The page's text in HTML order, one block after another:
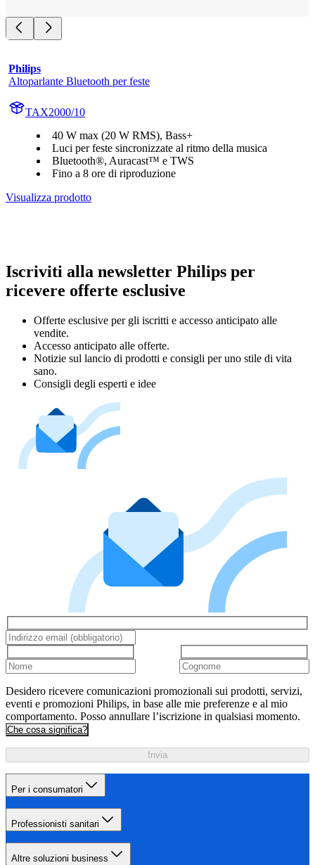
Philips
Altoparlante Bluetooth per feste
TAX2000/10
40 W max (20 W RMS), Bass+
Luci per feste sincronizzate al ritmo della musica
Bluetooth®, Auracast™ e TWS
Fino a 8 ore di riproduzione
Visualizza prodotto
Iscriviti alla newsletter Philips per
ricevere offerte esclusive
Offerte esclusive per gli iscritti e accesso anticipato alle
vendite.
Accesso anticipato alle offerte.
Notizie sul lancio di prodotti e consigli per uno stile di vita
sano.
Consigli degli esperti e idee
Desidero ricevere comunicazioni promozionali sui prodotti, servizi,
eventi e promozioni Philips, in base alle mie preferenze e al mio
comportamento. Posso annullare l’iscrizione in qualsiasi momento.
Che cosa significa?
Invia
Per i consumatori
Professionisti sanitari
Altre soluzioni business